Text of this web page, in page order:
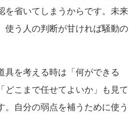
を省いてしまうからです。未来
使う人の判断が甘ければ騒動の
具を考える時は「何ができる
どこまで任せてよいか」も見て
。自分の弱点を補うために使う